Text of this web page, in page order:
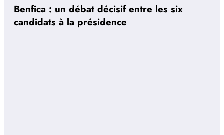
Benfica : un débat décisif entre les six
candidats à la présidence